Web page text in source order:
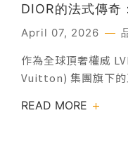
的設計。適合喜歡細
潮流的設計：名人配
Thintanium 5541極
幾乎不干擾五官本身
修飾，卻能穩定呈現
PROJEKT
KOL Ray 詮釋HM-
徹底捨棄框架邊界
影交錯間，勾勒出極
最純粹的在場證明
金屬細框將冷靜理性
DIOR的法式傳奇
April 07, 2026
作為全球頂奢權威
Vuitton) 集團旗下的
膩針腳到 DIOR
READ MORE